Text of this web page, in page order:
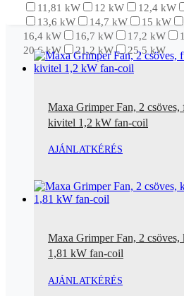
11,81 kW
12 kW 12,4 kW
13,6 kW
14,7 kW 15 kW
16,4 kW
16,7 kW 17,2 kW
20,6 kW
21,2 kW 25,5 kW
Maxa Grimper Fan, 2
kivitel 1,2 kW fan-coil
AJÁNLATKÉRÉS
Maxa Grimper Fan, 2
1,81 kW fan-coil
AJÁNLATKÉRÉS